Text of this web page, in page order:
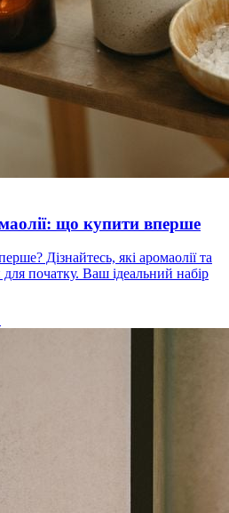
що купити вперше
Дізнайтесь, які аромаолії та
початку. Ваш ідеальний набір